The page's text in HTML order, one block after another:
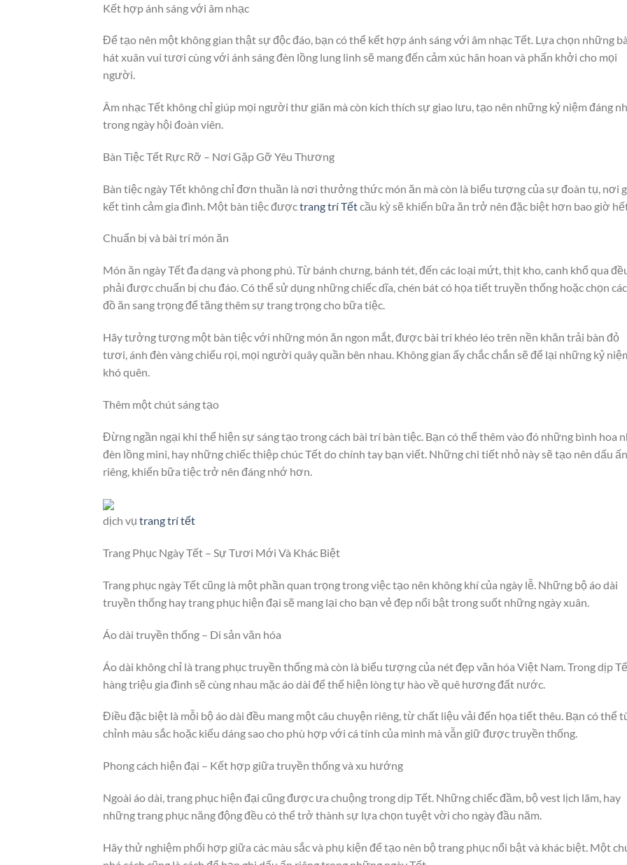
Kết hợp ánh sáng với âm nhạc
Để tạo nên một không gian thật sự độc đáo, bạn có thể kết hợp ánh sáng với âm nhạc Tết. Lựa chọn những
hát xuân vui tươi cùng với ánh sáng đèn lồng lung linh sẽ mang đến cảm xúc hân hoan và phấn khởi cho mọi
người.
Âm nhạc Tết không chỉ giúp mọi người thư giãn mà còn kích thích sự giao lưu, tạo nên những kỷ niệm đáng
trong ngày hội đoàn viên.
Bàn Tiệc Tết Rực Rỡ – Nơi Gặp Gỡ Yêu Thương
Bàn tiệc ngày Tết không chỉ đơn thuần là nơi thưởng thức món ăn mà còn là biểu tượng của sự đoàn tụ, nơi
kết tình cảm gia đình. Một bàn tiệc đượctrang trí Tếtcầu kỳ sẽ khiến bữa ăn trở nên đặc biệt hơn bao giờ
Chuẩn bị và bài trí món ăn
Món ăn ngày Tết đa dạng và phong phú. Từ bánh chưng, bánh tét, đến các loại mứt, thịt kho, canh khổ qua
phải được chuẩn bị chu đáo. Có thể sử dụng những chiếc dĩa, chén bát có họa tiết truyền thống hoặc chọn
đồ ăn sang trọng để tăng thêm sự trang trọng cho bữa tiệc.
Hãy tưởng tượng một bàn tiệc với những món ăn ngon mắt, được bài trí khéo léo trên nền khăn trải bàn đỏ
tươi, ánh đèn vàng chiếu rọi, mọi người quây quần bên nhau. Không gian ấy chắc chắn sẽ để lại những kỷ
khó quên.
Thêm một chút sáng tạo
Đừng ngần ngại khi thể hiện sự sáng tạo trong cách bài trí bàn tiệc. Bạn có thể thêm vào đó những bình hoa
đèn lồng mini, hay những chiếc thiệp chúc Tết do chính tay bạn viết. Những chi tiết nhỏ này sẽ tạo nên dấu ấn
riêng, khiến bữa tiệc trở nên đáng nhớ hơn.
dịch vụ trang trí tết
Trang Phục Ngày Tết – Sự Tươi Mới Và Khác Biệt
Trang phục ngày Tết cũng là một phần quan trọng trong việc tạo nên không khí của ngày lễ. Những bộ áo dài
truyền thống hay trang phục hiện đại sẽ mang lại cho bạn vẻ đẹp nổi bật trong suốt những ngày xuân.
Áo dài truyền thống – Di sản văn hóa
Áo dài không chỉ là trang phục truyền thống mà còn là biểu tượng của nét đẹp văn hóa Việt Nam. Trong dịp
hàng triệu gia đình sẽ cùng nhau mặc áo dài để thể hiện lòng tự hào về quê hương đất nước.
Điều đặc biệt là mỗi bộ áo dài đều mang một câu chuyện riêng, từ chất liệu vải đến họa tiết thêu. Bạn có thể
chỉnh màu sắc hoặc kiểu dáng sao cho phù hợp với cá tính của mình mà vẫn giữ được truyền thống.
Phong cách hiện đại – Kết hợp giữa truyền thống và xu hướng
Ngoài áo dài, trang phục hiện đại cũng được ưa chuộng trong dịp Tết. Những chiếc đầm, bộ vest lịch lãm, hay
những trang phục năng động đều có thể trở thành sự lựa chọn tuyệt vời cho ngày đầu năm.
Hãy thử nghiệm phối hợp giữa các màu sắc và phụ kiện để tạo nên bộ trang phục nổi bật và khác biệt. Một